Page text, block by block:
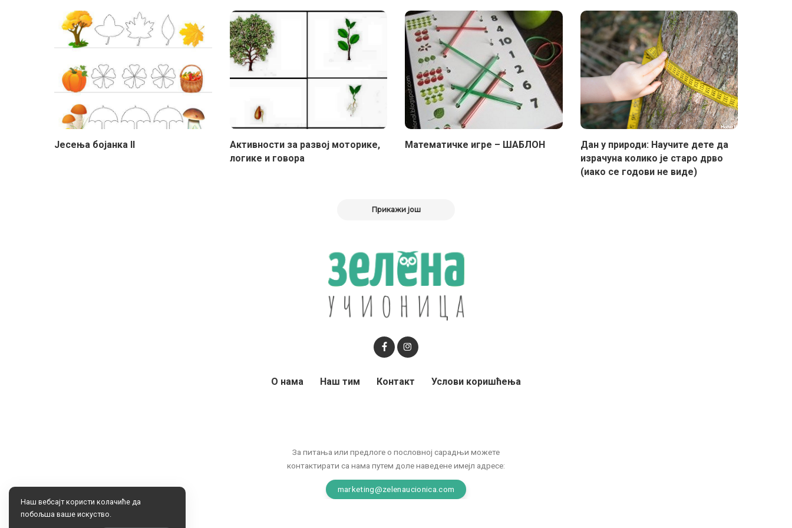
Јесења бојанка II
Активности за развој моторике,
логике и говора
Maтематичке игре – ШАБЛОН
Дан у природи: Научите дете да
израчуна колико је старо дрво
(иако се годови не виде)
Прикажи још
За питања или предлоге о пословној сарадњи можете
контактирати са нама путем доле наведене имејл адресе:
marketing@zelenaucionica.com
О нама Наш тим Контакт Услови коришћења
Наш вебсајт користи колачиће да
побољша ваше искуство.